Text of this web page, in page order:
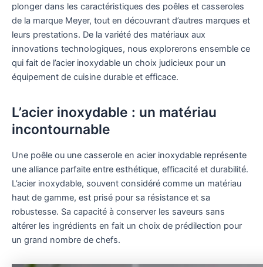
plonger dans les caractéristiques des poêles et casseroles
de la marque Meyer, tout en découvrant d’autres marques et
leurs prestations. De la variété des matériaux aux
innovations technologiques, nous explorerons ensemble ce
qui fait de l’acier inoxydable un choix judicieux pour un
équipement de cuisine durable et efficace.
L’acier inoxydable : un matériau
incontournable
Une poêle ou une casserole en acier inoxydable représente
une alliance parfaite entre esthétique, efficacité et durabilité.
L’acier inoxydable, souvent considéré comme un matériau
haut de gamme, est prisé pour sa résistance et sa
robustesse. Sa capacité à conserver les saveurs sans
altérer les ingrédients en fait un choix de prédilection pour
un grand nombre de chefs.